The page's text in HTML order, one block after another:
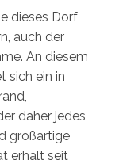
dieses Dorf
auch der
An diesem
sich ein in
daher jedes
großartige
erhält seit